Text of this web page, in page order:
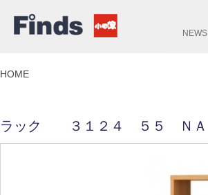
NEWS
HOME
ラック ３１２４ ５５ ＮＡ